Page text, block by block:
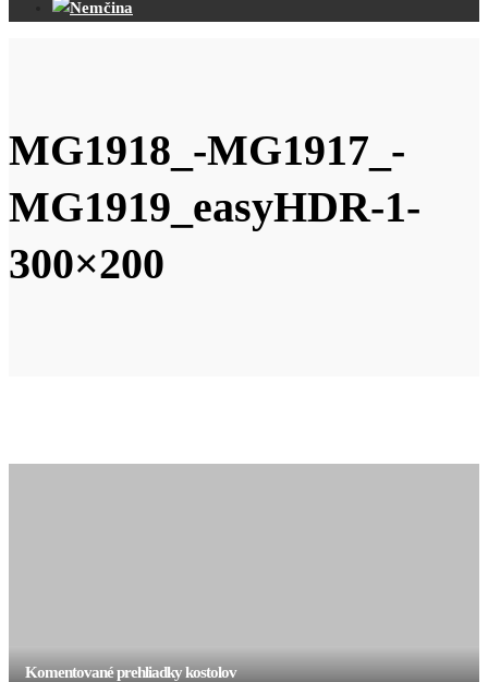
MG1918_-MG1917_-
MG1919_easyHDR-1-
300×200
Komentované prehliadky kostolov